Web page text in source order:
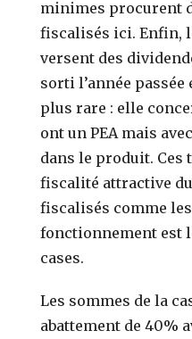
minimes procurent
fiscalisés ici. Enfin,
versent des
sorti l’année passée
plus rare : elle
ont un PEA mais
dans le produit. Ces
fiscalité attractive
fiscalisés comme
fonctionnement est
cases.
Les sommes de la
abattement de 40%